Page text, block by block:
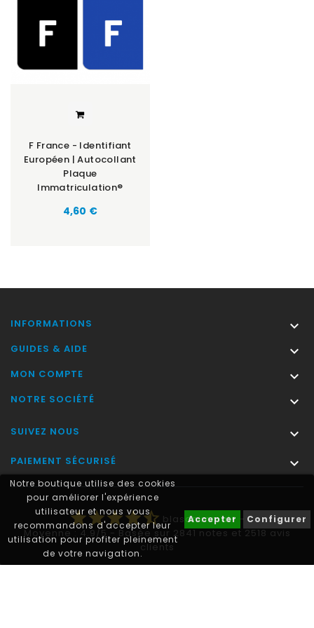
Notre boutique utilise des cookies
pour améliorer l'expérience
utilisateur et nous vous
recommandons d'accepter leur
utilisation pour profiter pleinement
de votre navigation.
Accepter Configurer
F France - Identifiant
Européen | Autocollant
Plaque
Immatriculation®
Prix
4,60 €
INFORMATIONS 
GUIDES & AIDE 
MON COMPTE 
NOTRE SOCIÉTÉ 
SUIVEZ NOUS 
PAIEMENT SÉCURISÉ 
starstarstarstarstar_half blasonimmat® -
Moyenne :4.9/5- Basée sur 2841notes et2518avis
clients